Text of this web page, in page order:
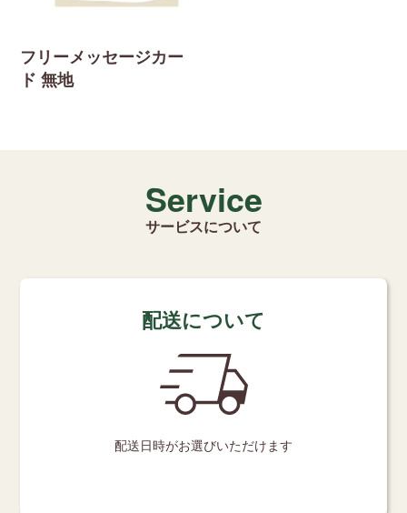
フリーメッセージカー
ド 無地
Service
サービスについて
配送について
配送日時がお選びいただけます